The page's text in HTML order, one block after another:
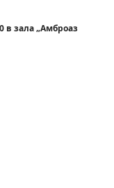
в зала „Амброаз